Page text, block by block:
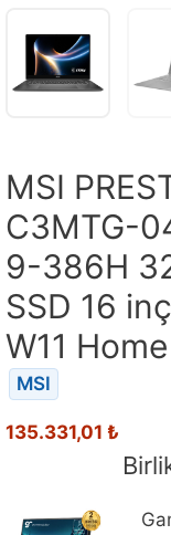
MSI
C3MTG-
9-386H
SSD 16
W11
MSI
135.331,01 ₺